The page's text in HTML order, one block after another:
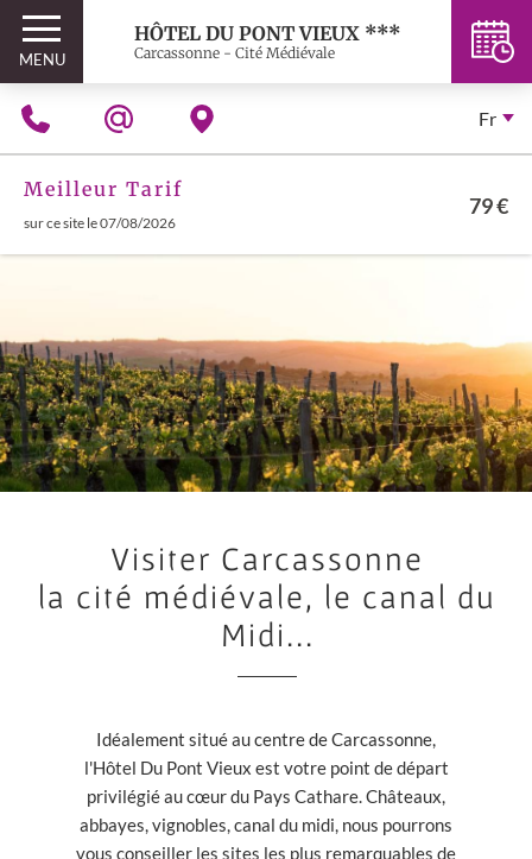
MENU
HÔTEL DU PONT VIEUX ***
Carcassonne - Cité Médiévale
Fr
Meilleur Tarif
sur ce site le 07/08/2026
79 €
Visiter Carcassonne
la cité médiévale, le canal du
Midi...
Idéalement situé au centre de Carcassonne,
l'Hôtel Du Pont Vieux est votre point de départ
privilégié au cœur du Pays Cathare. Châteaux,
abbayes, vignobles, canal du midi, nous pourrons
vous conseiller les sites les plus remarquables de